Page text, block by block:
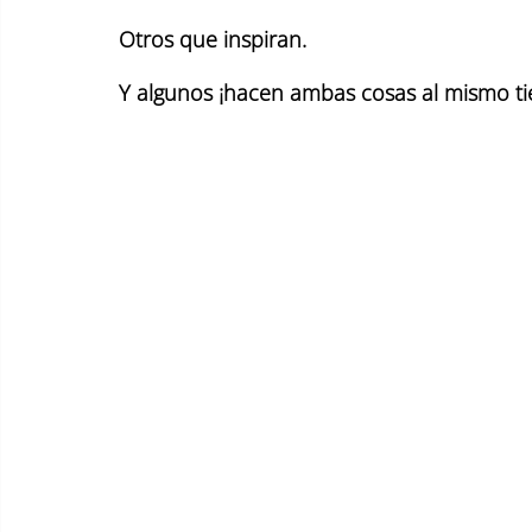
Otros que inspiran.
Y algunos ¡hacen ambas cosas al mismo